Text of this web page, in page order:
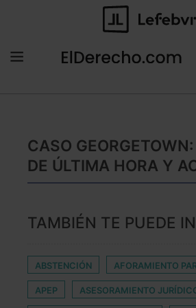
CASO
DE ÚLTIMA HORA Y
TAMBIÉN TE PUEDE
ABSTENCIÓN AFORAMIENTO
APEP ASESORAMIENTO